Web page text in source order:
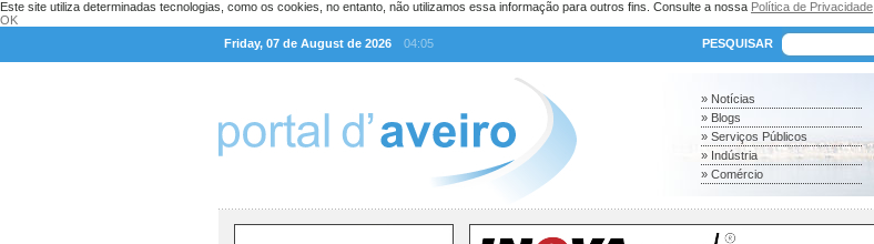
Este site utiliza determinadas tecnologias, como os cookies, no entanto, não utilizamos essa informação para outros fins. Consulte a nossa Política de Privacidade
OK
Friday, 07 de August de 2026
04:05 PESQUISAR
» Notícias
» Blogs
» Serviços Públicos
» Indústria
» Comércio